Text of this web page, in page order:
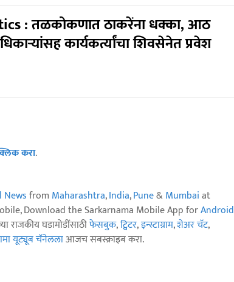
: तळकोकणात ठाकरेंना धक्का, आठ
कार्यकर्त्यांचा शिवसेनेत प्रवेश
करा.
Newsfrom Maharashtra,India,Pune& Mumbaiat
Download the Sarkarnama Mobile App forAndroid
राजकीय घडामोडींसाठीफेसबुक,ट्विटर,इन्स्टाग्राम,शेअर चॅट,
यूट्यूब चॅनेललाआजच सबस्क्राइब करा.